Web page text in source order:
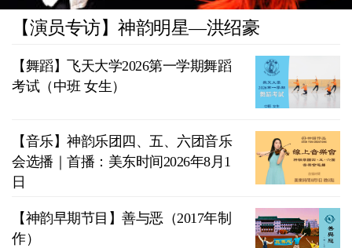
【演员专访】神韵明星—洪绍豪
【舞蹈】飞天大学2026第一学期舞蹈
考试（中班 女生）
【音乐】神韵乐团四、五、六团音乐
会选播｜首播：美东时间2026年8月1
日
【神韵早期节目】善与恶（2017年制
作）